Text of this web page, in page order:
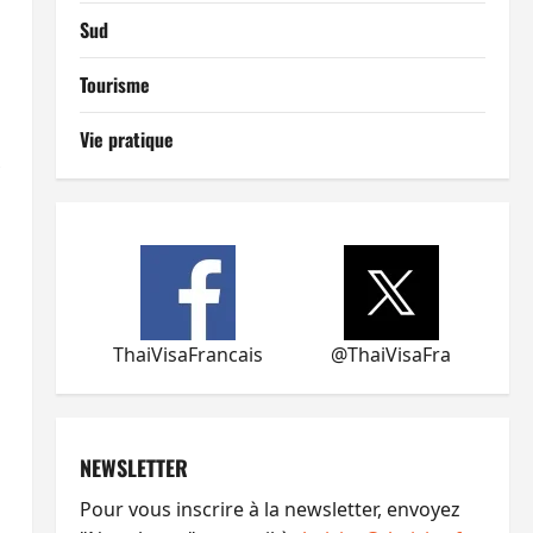
Sud
Tourisme
Vie pratique
ThaiVisaFrancais @ThaiVisaFra
NEWSLETTER
Pour vous inscrire à la newsletter, envoyez